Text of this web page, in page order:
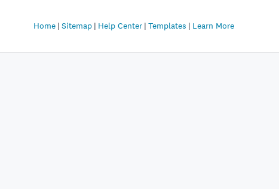
Home Sitemap Help Center Templates Learn More